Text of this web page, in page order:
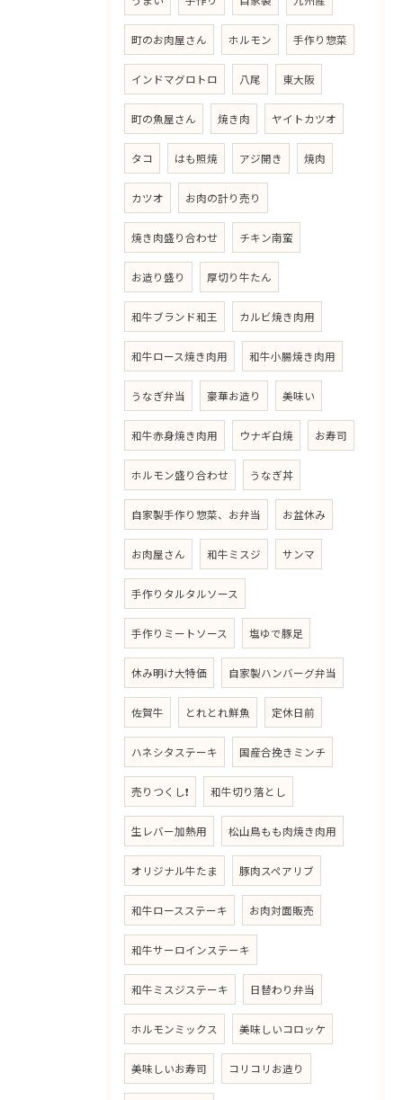
町のお肉屋さん ホルモン 手作り惣菜
インドマグロトロ 八尾 東大阪
町の魚屋さん 焼き肉 ヤイトカツオ
タコ はも照焼 アジ開き 焼肉
カツオ お肉の計り売り
焼き肉盛り合わせ チキン南蛮
お造り盛り 厚切り牛たん
和牛ブランド和王 カルビ焼き肉用
和牛ロース焼き肉用 和牛小腸焼き肉用
うなぎ弁当 豪華お造り 美味い
和牛赤身焼き肉用 ウナギ白焼 お寿司
ホルモン盛り合わせ うなぎ丼
自家製手作り惣菜、お弁当 お盆休み
お肉屋さん 和牛ミスジ サンマ
手作りタルタルソース
手作りミートソース 塩ゆで豚足
休み明け大特価 自家製ハンバーグ弁当
佐賀牛 とれとれ鮮魚 定休日前
ハネシタステーキ 国産合挽きミンチ
売りつくし❗ 和牛切り落とし
生レバー加熱用 松山鳥もも肉焼き肉用
オリジナル牛たま 豚肉スペアリブ
和牛ロースステーキ お肉対面販売
和牛サーロインステーキ
和牛ミスジステーキ 日替わり弁当
ホルモンミックス 美味しいコロッケ
美味しいお寿司 コリコリお造り